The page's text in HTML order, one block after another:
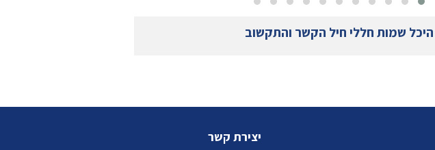
היכל שמות חללי חיל הקשר והתקשוב
יצירת קשר